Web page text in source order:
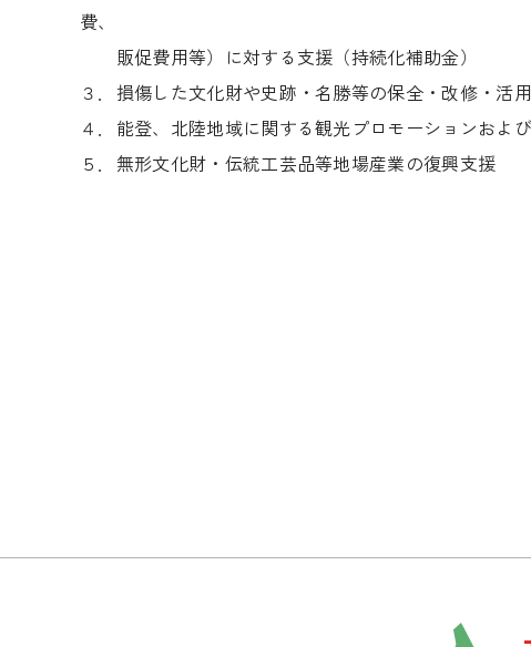
費、
販促費用等）に対する支援（持続化補助金）
３．損傷した文化財や史跡・名勝等の保全・改修・活
４．能登、北陸地域に関する観光プロモーションおよ
５．無形文化財・伝統工芸品等地場産業の復興支援